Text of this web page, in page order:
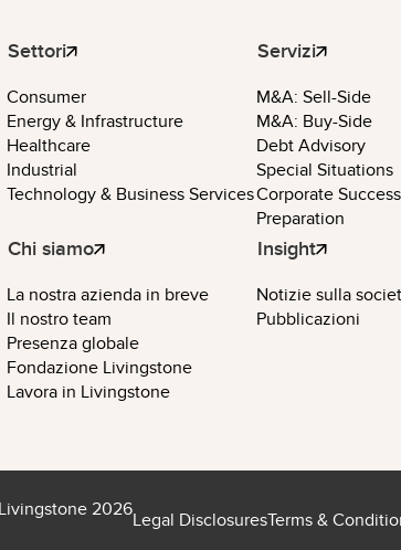
Settori
Consumer
Energy & Infrastructure
Healthcare
Industrial
Technology & Business Services
Servizi
M&A: Sell-Side
M&A: Buy-Side
Debt Advisory
Special Situations
Corporate
Preparation
Chi siamo
La nostra azienda in breve
Il nostro team
Presenza globale
Fondazione Livingstone
Lavora in Livingstone
Insight
Notizie sulla
Pubblicazioni
2026Legal DisclosuresTerms &